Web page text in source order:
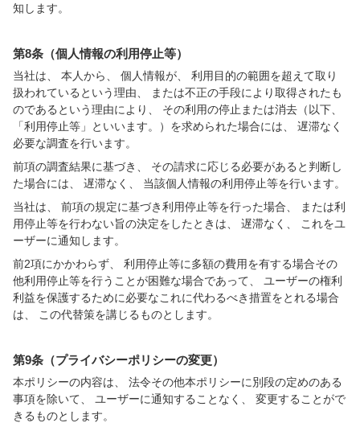
知します。
第8条（個人情報の利用停止等）
当社は、 本人から、 個人情報が、 利用目的の範囲を超えて取り
扱われているという理由、 または不正の手段により取得されたも
のであるという理由により、 その利用の停止または消去（以下、
「利用停止等」といいます。）を求められた場合には、 遅滞なく
必要な調査を行います。
前項の調査結果に基づき、 その請求に応じる必要があると判断し
た場合には、 遅滞なく、 当該個人情報の利用停止等を行います。
当社は、 前項の規定に基づき利用停止等を行った場合、 または利
用停止等を行わない旨の決定をしたときは、 遅滞なく、 これをユ
ーザーに通知します。
前2項にかかわらず、 利用停止等に多額の費用を有する場合その
他利用停止等を行うことが困難な場合であって、 ユーザーの権利
利益を保護するために必要なこれに代わるべき措置をとれる場合
は、 この代替策を講じるものとします。
第9条（プライバシーポリシーの変更）
本ポリシーの内容は、 法令その他本ポリシーに別段の定めのある
事項を除いて、 ユーザーに通知することなく、 変更することがで
きるものとします。